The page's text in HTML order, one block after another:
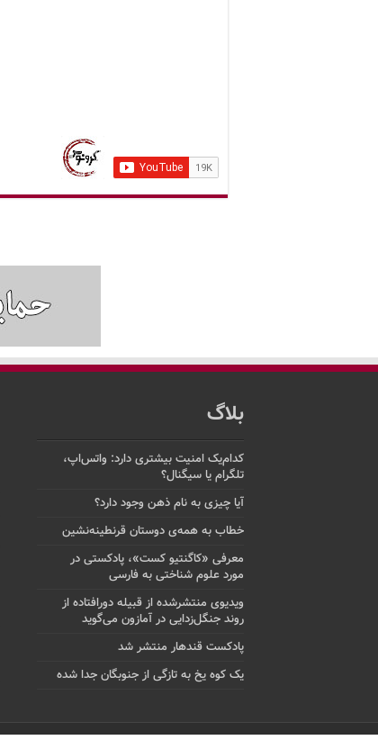
بلاگ
کدام‌یک امنیت بیشتری دارد: واتس‌اپ،
تلگرام یا سیگنال؟
آیا چیزی به نام ذهن وجود دارد؟
خطاب به همه‌ی دوستان قرنطینه‌نشین
معرفی «کاگنتیو کست»، پادکستی در
مورد علوم شناختی به فارسی
ویدیوی منتشرشده از قبیله دورافتاده‌ از
روند جنگل‌زدایی در آمازون می‌گوید
پادکست قندهار منتشر شد
یک کوه یخ به تازگی از جنوبگان جدا شده